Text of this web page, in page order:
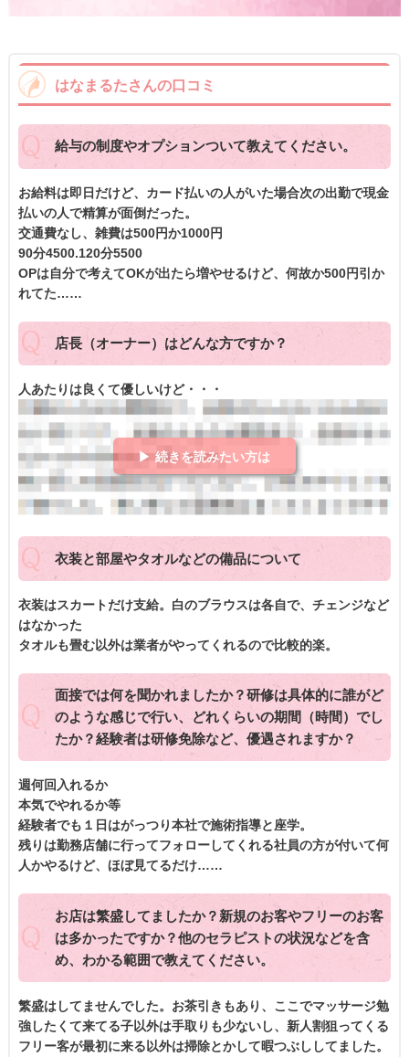
はなまるたさんの口コミ
給与の制度やオプションついて教えてください。
お給料は即日だけど、カード払いの人がいた場合次の出勤で現金
払いの人で精算が面倒だった。
交通費なし、雑費は500円か1000円
90分4500.120分5500
OPは自分で考えてOKが出たら増やせるけど、何故か500円引か
れてた……
店長（オーナー）はどんな方ですか？
人あたりは良くて優しいけど・・・
▶ 続きを読みたい方は
衣装と部屋やタオルなどの備品について
衣装はスカートだけ支給。白のブラウスは各自で、チェンジなど
はなかった
タオルも畳む以外は業者がやってくれるので比較的楽。
面接では何を聞かれましたか？研修は具体的に誰がど
のような感じで行い、どれくらいの期間（時間）でし
たか？経験者は研修免除など、優遇されますか？
週何回入れるか
本気でやれるか等
経験者でも１日はがっつり本社で施術指導と座学。
残りは勤務店舗に行ってフォローしてくれる社員の方が付いて何
人かやるけど、ほぼ見てるだけ……
お店は繁盛してましたか？新規のお客やフリーのお客
は多かったですか？他のセラピストの状況などを含
め、わかる範囲で教えてください。
繁盛はしてませんでした。お茶引きもあり、ここでマッサージ勉
強したくて来てる子以外は手取りも少ないし、新人割狙ってくる
フリー客が最初に来る以外は掃除とかして暇つぶししてました。